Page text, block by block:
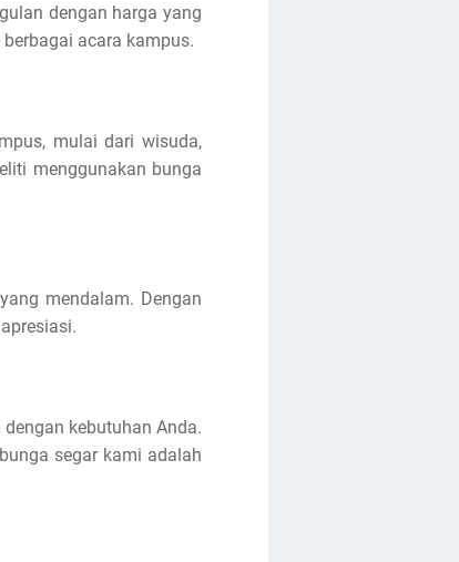
dengan harga yang
acara kampus.
mulai dari wisuda,
menggunakan bunga
mendalam. Dengan
kebutuhan Anda.
segar kami adalah